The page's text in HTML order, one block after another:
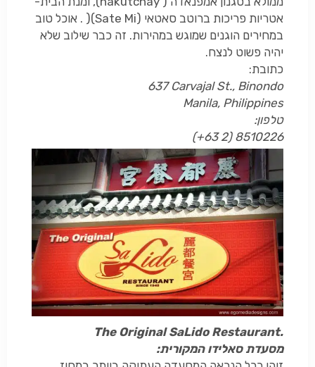
אטריות פריכות ברוטב סאטאי (Sate Mi)
) . אוכל טוב
במחירים הוגנים שמוגש במהירות. זה כבר שילוב שלא
יהיה פשוט לנצח.
כתובת:
637 Carvajal St., Binondo
Manila, Philippines
טלפון:
(+63 2) 8510226
The Original SaLido Restaurant.
מסעדת סאלידו המקורית: